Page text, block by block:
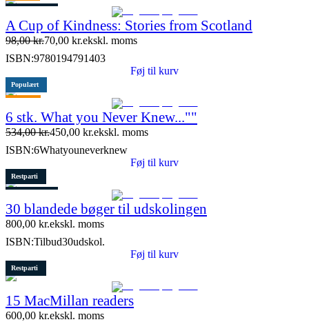
A Cup of Kindness: Stories from Scotland
98,00kr.70,00 kr.ekskl. moms
ISBN:9780194791403
Føj til kurv
Populært
6 stk. What you Never Knew...""
534,00kr.450,00 kr.ekskl. moms
ISBN:6Whatyouneverknew
Føj til kurv
Restparti
30 blandede bøger til udskolingen
800,00 kr.ekskl. moms
ISBN:Tilbud30udskol.
Føj til kurv
Restparti
15 MacMillan readers
600,00 kr.ekskl. moms